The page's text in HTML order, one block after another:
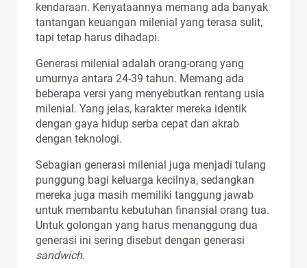
kendaraan. Kenyataannya memang ada banyak
tantangan keuangan milenial yang terasa sulit,
tapi tetap harus dihadapi.
Generasi milenial adalah orang-orang yang
umurnya antara 24-39 tahun. Memang ada
beberapa versi yang menyebutkan rentang usia
milenial. Yang jelas, karakter mereka identik
dengan gaya hidup serba cepat dan akrab
dengan teknologi.
Sebagian generasi milenial juga menjadi tulang
punggung bagi keluarga kecilnya, sedangkan
mereka juga masih memiliki tanggung jawab
untuk membantu kebutuhan finansial orang tua.
Untuk golongan yang harus menanggung dua
generasi ini sering disebut dengan generasi
sandwich.